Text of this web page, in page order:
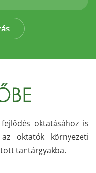
oktatásához is
oktatók környezeti
tantárgyakba.